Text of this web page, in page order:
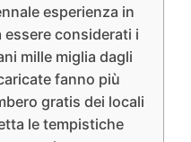
esperienza in
considerati i
mille miglia dagli
fanno più
gratis dei locali
le tempistiche